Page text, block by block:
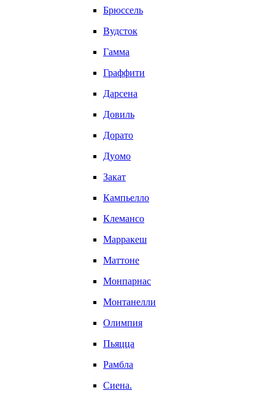
Брюссель
Вудсток
Гамма
Граффити
Дарсена
Довиль
Дорато
Дуомо
Закат
Кампьелло
Клемансо
Марракеш
Маттоне
Монпарнас
Монтанелли
Олимпия
Пьяцца
Рамбла
Сиена.